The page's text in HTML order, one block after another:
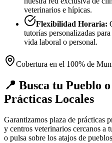
veterinarios e hípicas.
Flexibilidad Horaria:
tutorías personalizadas
vida laboral o personal.
Cobertura en el 100% de
📍 Busca tu Pueblo
Prácticas Locales
Garantizamos plaza de prácticas
y centros veterinarios cercanos
o pulsa sobre los atajos de